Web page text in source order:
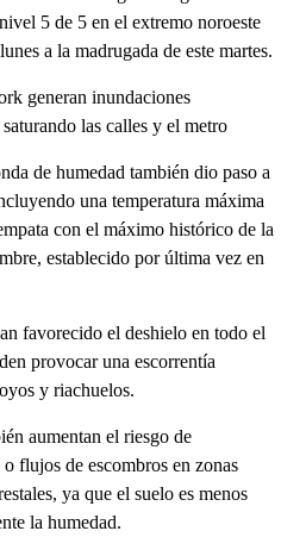
5 de 5 en el extremo noroeste
a la madrugada de este martes.
generan inundaciones
las calles y el metro
de humedad también dio paso a
una temperatura máxima
con el máximo histórico de la
establecido por última vez en
favorecido el deshielo en todo el
provocar una escorrentía
y riachuelos.
aumentan el riesgo de
flujos de escombros en zonas
ya que el suelo es menos
la humedad.